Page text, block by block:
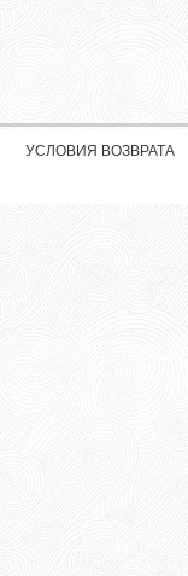
УСЛОВИЯ ВОЗВРАТА